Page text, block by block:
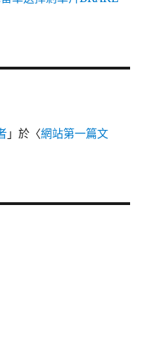
」於〈網站第一篇文